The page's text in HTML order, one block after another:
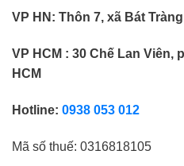
VP HN: Thôn 7, xã Bát
VP HCM : 30 Chế Lan Viên,
HCM
Hotline: 0938 053 012
Mã số thuế: 0316818105